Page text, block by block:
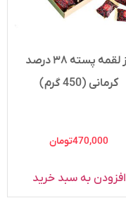
گز لقمه پسته ۳۸ درصد
کرمانی (450 گرم)
470,000تومان
افزودن به سبد خرید